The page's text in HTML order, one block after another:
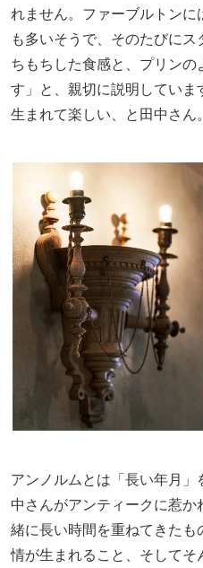
れません。ファーブルトンに
も多いそうで、そのたびに
ちもちした食感と、プリン
す」と、親切に説明してい
生まれて楽しい、と田中さん。
アンノルムとは「長い年月
中さんがアンティークに惹
緒に長い時間を重ねてきた
情が生まれること、そして